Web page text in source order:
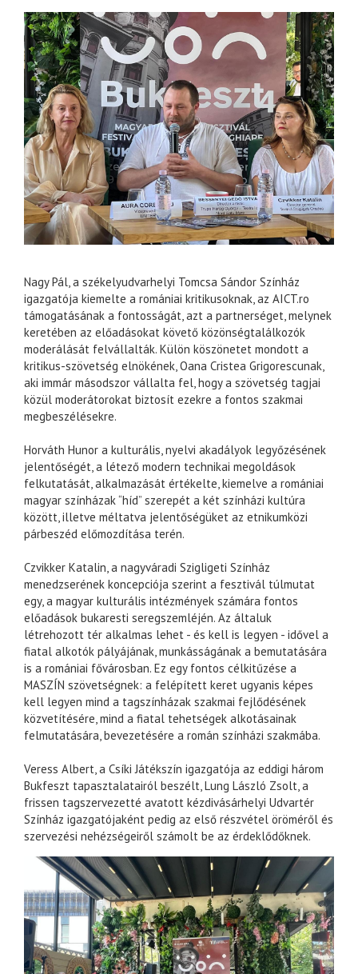
Nagy Pál, a székelyudvarhelyi Tomcsa Sándor Színház
igazgatója kiemelte a romániai kritikusoknak, az AICT.ro
támogatásának a fontosságát, azt a partnerséget, melynek
keretében az előadásokat követő közönségtalálkozók
moderálását felvállalták. Külön köszönetet mondott a
kritikus-szövetség elnökének, Oana Cristea Grigorescunak,
aki immár másodszor vállalta fel, hogy a szövetség tagjai
közül moderátorokat biztosít ezekre a fontos szakmai
megbeszélésekre.
Horváth Hunor a kulturális, nyelvi akadályok legyőzésének
jelentőségét, a létező modern technikai megoldások
felkutatását, alkalmazását értékelte, kiemelve a romániai
magyar színházak “híd” szerepét a két színházi kultúra
között, illetve méltatva jelentőségüket az etnikumközi
párbeszéd előmozdítása terén.
Czvikker Katalin, a nagyváradi Szigligeti Színház
menedzserének koncepciója szerint a fesztivál túlmutat
egy, a magyar kulturális intézmények számára fontos
előadások bukaresti seregszemléjén. Az általuk
létrehozott tér alkalmas lehet - és kell is legyen - idővel a
fiatal alkotók pályájának, munkásságának a bemutatására
is a romániai fővárosban. Ez egy fontos célkitűzése a
MASZÍN szövetségnek: a felépített keret ugyanis képes
kell legyen mind a tagszínházak szakmai fejlődésének
közvetítésére, mind a fiatal tehetségek alkotásainak
felmutatására, bevezetésére a román színházi szakmába.
Veress Albert, a Csíki Játékszín igazgatója az eddigi három
Bukfeszt tapasztalatairól beszélt, Lung László Zsolt, a
frissen tagszervezetté avatott kézdivásárhelyi Udvartér
Színház igazgatójaként pedig az első részvétel öröméről és
szervezési nehézségeiről számolt be az érdeklődőknek.